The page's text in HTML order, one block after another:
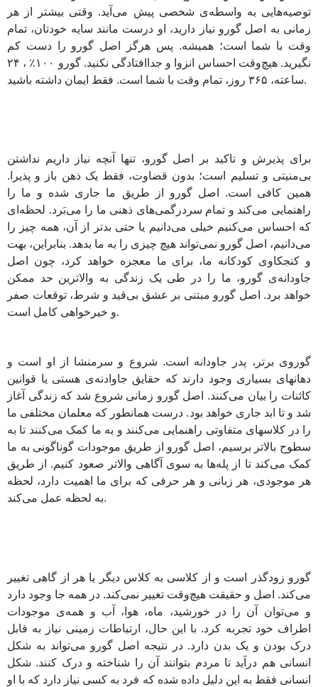
توصیه‌هایی به واسطه‌ی شخصی پیش می‌آید. وقتی بیشتر از هر
زمانی به اصل گورو نیاز دارید، او درست مانند سایه خودتان، تمام
وقت با شما است؛ همیشه. پس هرگز اصل گورو را دست کم
نگیرید. هیچ‌وقت احساس انزوا و جداافتادگی نکنید. گورو ۱۰۰٪ ، ۲۴
ساعته، ۳۶۵ روز، تمام وقت با شما است. فقط ایمان داشته باشید.
برای پذیرش و تاکید بر اصل گورو، تنها آنچه نیاز داریم نداشتن
بی‌منیتی و تسلیم است؛ بدون قضاوت، فقط یک ذهن باز و پذیرا.
همین کافی است. اصل گورو از طریق ما جاری شده و ما را
راهنمایی می‌کند و تمام سردرگمی‌های ذهنی ما را می‌بَرد. لحظه‌ای
که احساس می‌کنیم خیلی می‌دانیم یا حتی بدتر از آن، همه چیز را
می‌دانیم، اصل گورو نمی‌تواند هیچ چیزی را به ما بدهد. بنابراین، بهت
و کنجکاوی کودکانه ما، برای ما معجزه خواهد کرد، چون اصل
جاودانه‌ی گورو، ما را در طی یک زندگی به والاترین حد ممکن
خواهد برد. اصل گورو مبتنی بر عشق بی‌قید و شرط، توقعات صفر
و خیرخواهی کامل است.
گوروی برتر، پدر جاودانه است. شروع و سرمنشا از او است و
دهانهای بسیاری وجود دارند که حقایق جاوادنه‌ی هستی یا قوانین
کائنات را بیان می‌کنند. اصل گورو زمانی شروع شد که زندگی آغاز
شد و تا ابد جاری خواهد بود. درست همانطور که معلمان مختلفی ما
را در کلاسهای متفاوتی راهنمایی می‌کنند و به ما کمک می‌کنند تا به
سطوح بالاتر برسیم، اصل گورو از طریق موجودات گوناگونی به ما
کمک می‌کند تا از پله‌ها به سوی آگاهی والاتر صعود کنیم. از طریق
هر موجودی، هر زبانی و هر حرفی که برای ما اهمیت دارد، لحظه
به لحظه عمل می‌کند.
گورو زودگذر است و از کلاسی به کلاس دیگر یا هر از گاهی تغییر
می‌کند. اصل و حقیقت هیچ‌وقت تغییر نمی‌کند. در همه جا وجود دارد
و می‌توان آن را در خورشید، ماه، هوا، آب و همه‌ی موجودات
اطراف خود تجربه کرد. با این حال، ارتباطات زمینی نیاز به قابل
درک بودن و یک بدن دارد. در نتیجه اصل گورو می‌تواند به شکل
انسانی هم درآید تا مردم بتوانند آن را شناخته و درک کنند. شکل
انسانی فقط به این دلیل داده شده که فرد به کسی نیاز دارد که با او